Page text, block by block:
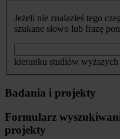
Jeżeli nie znalazłeś tego
szukane słowo lub frazę
kierunku studiów
Badania i projekty
Formularz
projekty